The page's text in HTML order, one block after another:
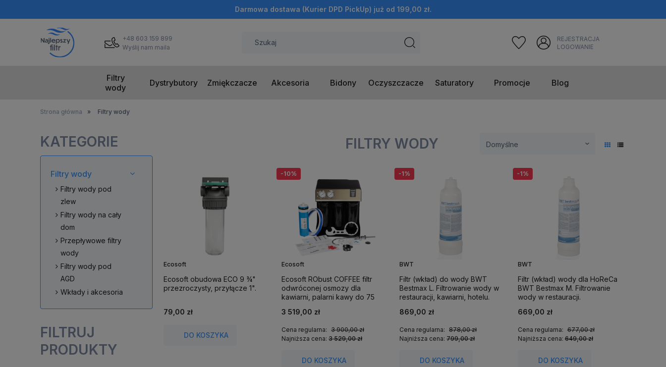
Darmowa dostawa (Kurier DPD PickUp) już od 199,00 zł.
+48 603 159 899
Wyślij nam maila
REJESTRACJA
LOGOWANIE
Filtry
wody
Dystrybutory Zmiękczacze Akcesoria Bidony Oczyszczacze Saturatory Promocje Blog
Strona główna » Filtry wody
KATEGORIE
Filtry wody
Filtry wody pod
zlew
Filtry wody na cały
dom
Przepływowe filtry
wody
Filtry wody pod
AGD
Wkłady i akcesoria
FILTRUJ
PRODUKTY
FILTRY WODY
Ecosoft
Ecosoft obudowa ECO 9 ¾"
przezroczysty, przyłącze 1".
79,00 zł
DO KOSZYKA
Ecosoft
Ecosoft RObust COFFEE filtr
odwróconej osmozy dla
kawiarni, palarni kawy do 75
3 519,00 zł
Cena regularna:
3 900,00 zł
Najniższa cena:3 529,00 zł
DO KOSZYKA
-10%
BWT
Filtr (wkład) do wody BWT
Bestmax L. Filtrowanie wody w
restauracji, kawiarni, hotelu.
869,00 zł
Cena regularna:
878,00 zł
Najniższa cena:799,00 zł
DO KOSZYKA
-1%
BWT
Filtr (wkład) wody dla HoReCa
BWT Bestmax M. Filtrowanie
wody w restauracji.
669,00 zł
Cena regularna: 677,00 zł
Najniższa cena:649,00 zł
DO KOSZYKA
-1%